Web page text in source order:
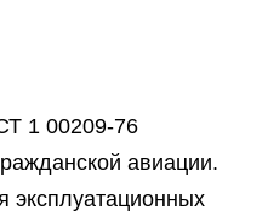
1 00209-76
авиации.
эксплуатационных